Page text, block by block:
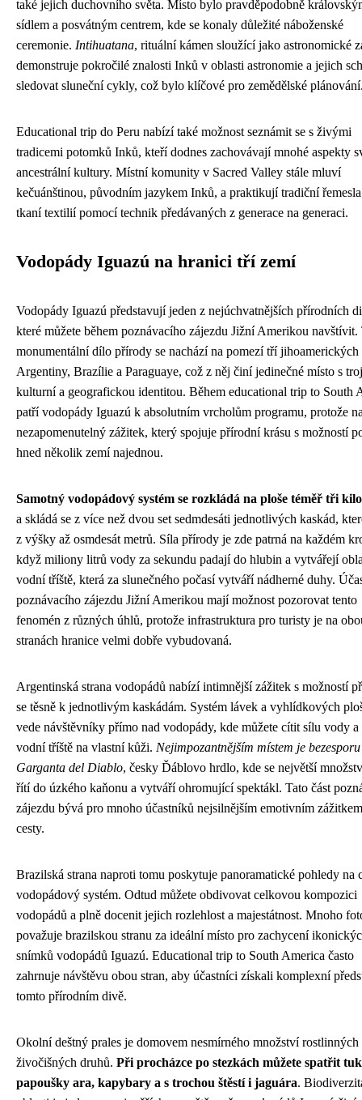
také jejich duchovního světa. Místo bylo pravděpodobně
sídlem a posvátným centrem, kde se konaly důležité náboženské
ceremonie. Intihuatana, rituální kámen sloužící jako astronomické
demonstruje pokročilé znalosti Inků v oblasti astronomie a jejich
sledovat sluneční cykly, což bylo klíčové pro zemědělské
Educational trip do Peru nabízí také možnost seznámit se s živými
tradicemi potomků Inků, kteří dodnes zachovávají mnohé aspekty
ancestrální kultury. Místní komunity v Sacred Valley stále mluví
kečuánštinou, původním jazykem Inků, a praktikují tradiční
tkaní textilií pomocí technik předávaných z generace na generaci.
Vodopády Iguazú na hranici tří zemí
Vodopády Iguazú představují jeden z nejúchvatnějších přírodních
které můžete během poznávacího zájezdu Jižní Amerikou navštívit.
monumentální dílo přírody se nachází na pomezí tří jihoamerických
Argentiny, Brazílie a Paraguaye, což z něj činí jedinečné místo s
kulturní a geografickou identitou. Během educational trip to South
patří vodopády Iguazú k absolutním vrcholům programu, protože
nezapomenutelný zážitek, který spojuje přírodní krásu s možností
hned několik zemí najednou.
Samotný vodopádový systém se rozkládá na ploše téměř tři
a skládá se z více než dvou set sedmdesáti jednotlivých kaskád,
z výšky až osmdesát metrů. Síla přírody je zde patrná na každém
když miliony litrů vody za sekundu padají do hlubin a vytvářejí
vodní tříště, která za slunečného počasí vytváří nádherné duhy.
poznávacího zájezdu Jižní Amerikou mají možnost pozorovat tento
fenomén z různých úhlů, protože infrastruktura pro turisty je na
stranách hranice velmi dobře vybudovaná.
Argentinská strana vodopádů nabízí intimnější zážitek s možností
se těsně k jednotlivým kaskádám. Systém lávek a vyhlídkových
vede návštěvníky přímo nad vodopády, kde můžete cítit sílu vody
vodní tříště na vlastní kůži. Nejimpozantnějším místem je bezesporu
Garganta del Diablo, česky Ďáblovo hrdlo, kde se největší
řítí do úzkého kaňonu a vytváří ohromující spektákl. Tato část
zájezdu bývá pro mnoho účastníků nejsilnějším emotivním
cesty.
Brazilská strana naproti tomu poskytuje panoramatické pohledy na
vodopádový systém. Odtud můžete obdivovat celkovou kompozici
vodopádů a plně docenit jejich rozlehlost a majestátnost. Mnoho
považuje brazilskou stranu za ideální místo pro zachycení
snímků vodopádů Iguazú. Educational trip to South America často
zahrnuje návštěvu obou stran, aby účastníci získali komplexní
tomto přírodním divě.
Okolní deštný prales je domovem nesmírného množství rostlinných
živočišných druhů. Při procházce po stezkách můžete spatřit
papoušky ara, kapybary a s trochou štěstí i jaguára.